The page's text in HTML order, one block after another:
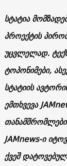
სტატია
პროექტის
უცვლელად.
ტოპონიმები,
სტატიის
ემთხვევა
JAMnews-ი
ქვეშ